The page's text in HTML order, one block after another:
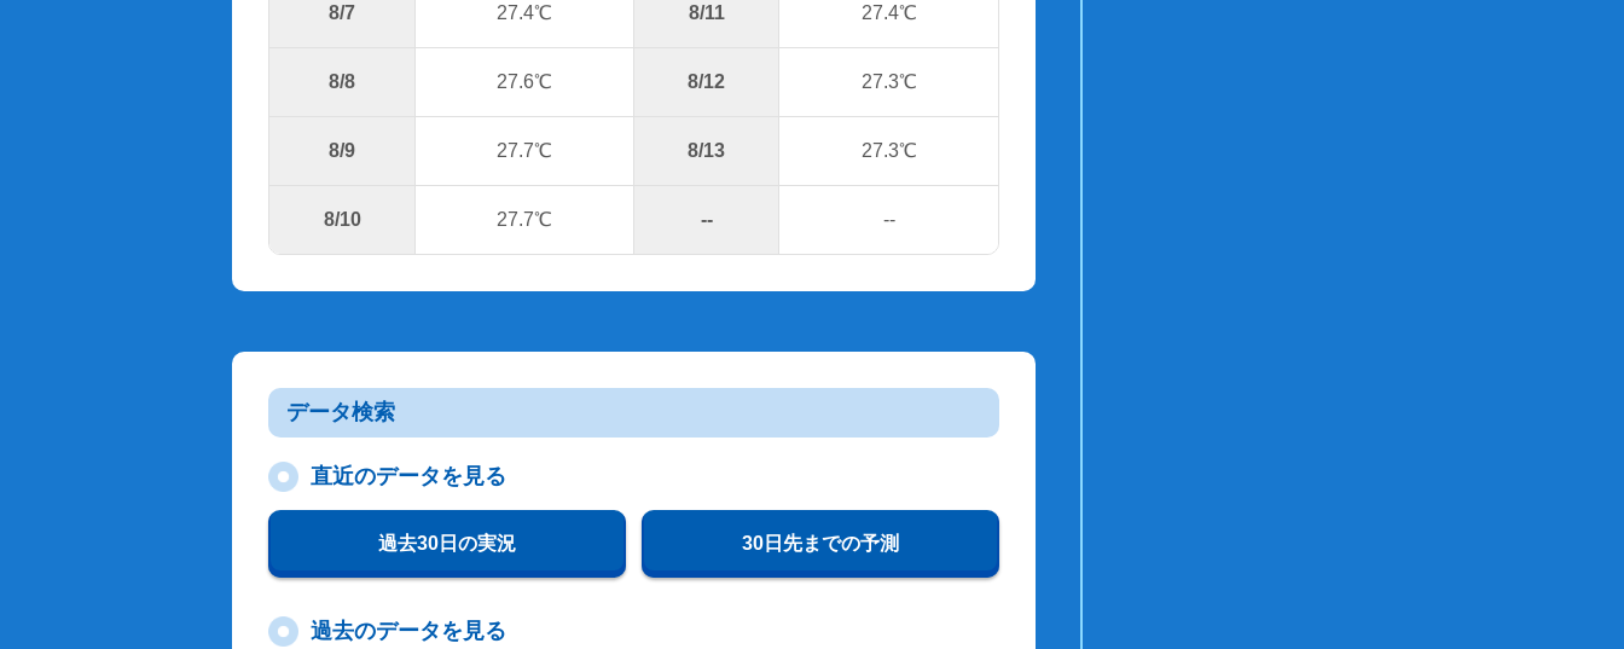
8/7 27.4℃ 8/11 27.4℃
8/8 27.6℃ 8/12 27.3℃
8/9 27.7℃ 8/13 27.3℃
8/10 27.7℃ -- --
データ検索
直近のデータを見る
過去30日の実況 30日先までの予測
過去のデータを見る